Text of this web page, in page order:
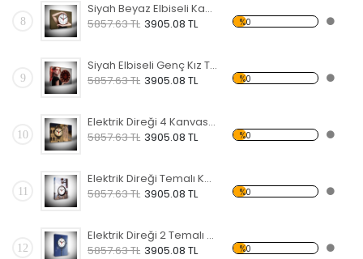
8
Siyah Beyaz Elbiseli Kadın Temalı Kanvas Saat
5857.63 TL 3905.08 TL %0
9
Siyah Elbiseli Genç Kız Temalı Kanvas Saat
5857.63 TL 3905.08 TL %0
10
Elektrik Direği 4 Kanvas Saat
5857.63 TL 3905.08 TL %0
11
Elektrik Direği Temalı Kanvas Saat
5857.63 TL 3905.08 TL %0
12
Elektrik Direği 2 Temalı Kanvas Saat
5857.63 TL 3905.08 TL %0